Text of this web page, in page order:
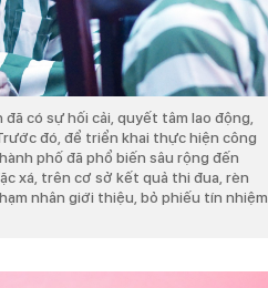
có sự hối cải, quyết tâm lao động,
đó, để triển khai thực hiện công
phố đã phổ biến sâu rộng đến
xá, trên cơ sở kết quả thi đua, rèn
nhân giới thiệu, bỏ phiếu tín nhiệm